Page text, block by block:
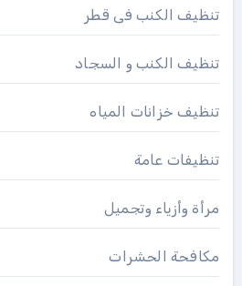
تنظيف الكنب فى قطر
تنظيف الكنب و السجاد
تنظيف خزانات المياه
تنظيفات عامة
مرأة وأزياء وتجميل
مكافحة الحشرات